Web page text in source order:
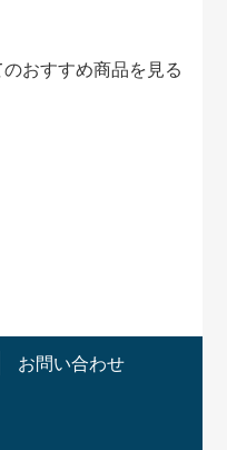
おすすめ商品を見る
お問い合わせ